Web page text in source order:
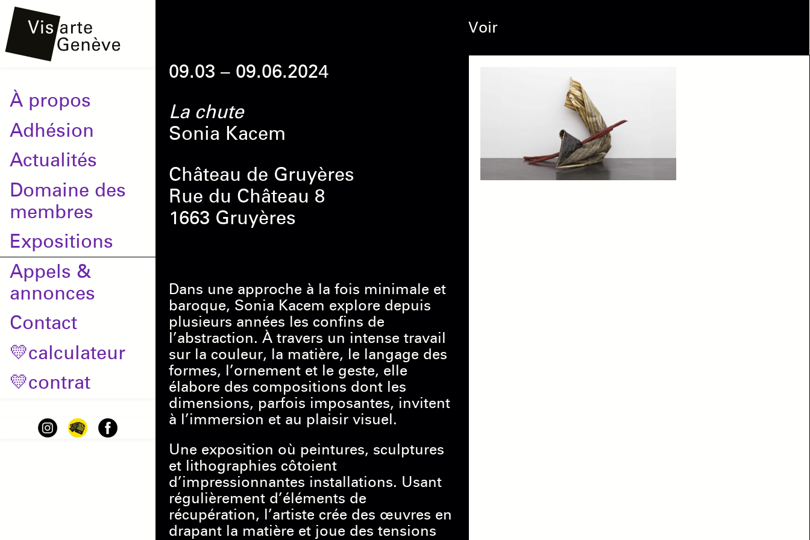
Aller
au
contenu
Main
navigation
À propos
Adhésion
Actualités
Domaine des
membres
Expositions
Appels &
annonces
Contact
💛calculateur
💛contrat
Voir
09.03 – 09.06.2024
La chute
Sonia Kacem
Château de Gruyères
Rue du Château 8
1663 Gruyères
Dans une approche à la fois minimale et
baroque, Sonia Kacem explore depuis
plusieurs années les confins de
l’abstraction. À travers un intense travail
sur la couleur, la matière, le langage des
formes, l’ornement et le geste, elle
élabore des compositions dont les
dimensions, parfois imposantes, invitent
à l’immersion et au plaisir visuel.
Une exposition où peintures, sculptures
et lithographies côtoient
d’impressionnantes installations. Usant
régulièrement d’éléments de
récupération, l’artiste crée des œuvres en
drapant la matière et joue des tensions